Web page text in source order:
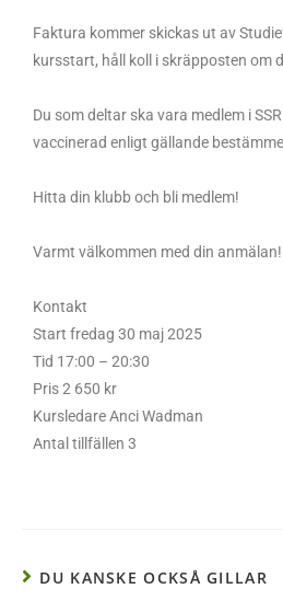
Faktura kommer skickas ut av
kursstart, håll koll i skräpposten om
Du som deltar ska vara medlem i
vaccinerad enligt gällande
Hitta din klubb och bli medlem!
Varmt välkommen med din anmälan!
Kontakt
Start fredag 30 maj 2025
Tid 17:00 – 20:30
Pris 2 650 kr
Kursledare Anci Wadman
Antal tillfällen 3
DU KANSKE OCKSÅ GILLAR